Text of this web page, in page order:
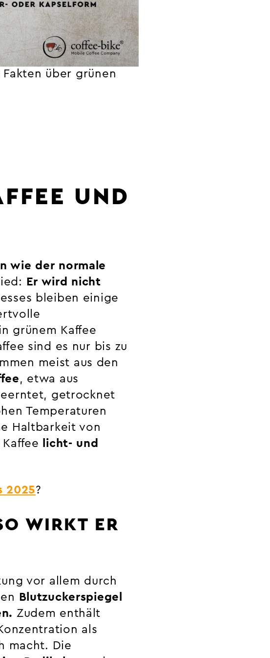
über grünen
UND
wie der normale
Er wird nicht
bleiben einige
grünem Kaffee
sind es nur bis zu
meist aus den
, etwa aus
getrocknet
Temperaturen
Haltbarkeit von
licht- und
2025?
WIRKT ER
vor allem durch
Blutzuckerspiegel
Zudem enthält
als
macht. Die